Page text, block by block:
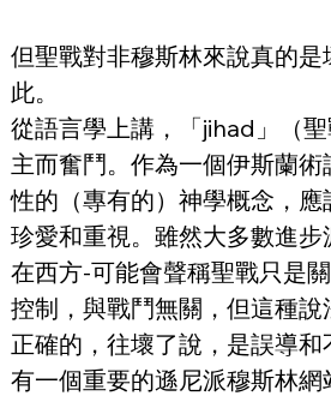
但聖戰對非穆斯林來說真的是
此。
從語言學上講，「jihad」（
主而奮鬥。作為一個伊斯蘭
性的（專有的）神學概念，
珍愛和重視。雖然大多數進
在西方-可能會聲稱聖戰只是
控制，與戰鬥無關，但這種
正確的，往壞了說，是誤導和
有一個重要的遜尼派穆斯林